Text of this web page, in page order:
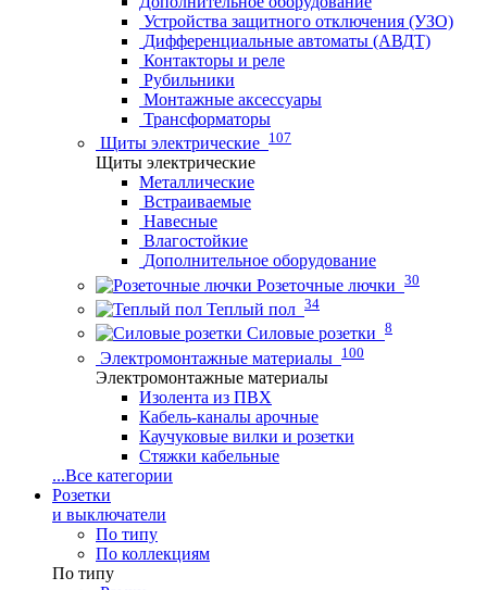
Устройства защитного отключения (УЗО)
Дифференциальные автоматы (АВДТ)
Контакторы и реле
Рубильники
Монтажные аксессуары
Трансформаторы
Щиты электрические 107
Щиты электрические
Металлические
Встраиваемые
Навесные
Влагостойкие
Дополнительное оборудование
Розеточные лючки 30
Теплый пол 34
Силовые розетки 8
Электромонтажные материалы 100
Электромонтажные материалы
Изолента из ПВХ
Кабель-каналы арочные
Каучуковые вилки и розетки
Стяжки кабельные
...Все категории
Розетки
и выключатели
По типу
По коллекциям
По типу